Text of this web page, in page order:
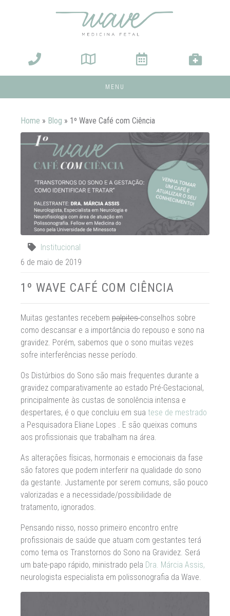
MENU
Home » Blog » 1º Wave Café com Ciência
Institucional
6 de maio de 2019
1º WAVE CAFÉ COM CIÊNCIA
Muitas gestantes recebem palpitesconselhos sobre
como descansar e a importância do repouso e sono na
gravidez. Porém, sabemos que o sono muitas vezes
sofre interferências nesse período.
Os Distúrbios do Sono são mais frequentes durante a
gravidez comparativamente ao estado Pré-Gestacional,
principalmente às custas de sonolência intensa e
despertares, é o que concluiu em sua tese de mestrado
a Pesquisadora Eliane Lopes . E são queixas comuns
aos profissionais que trabalham na área.
As alterações físicas, hormonais e emocionais da fase
são fatores que podem interferir na qualidade do sono
da gestante. Justamente por serem comuns, são pouco
valorizadas e a necessidade/possibilidade de
tratamento, ignorados.
Pensando nisso, nosso primeiro encontro entre
profissionais de saúde que atuam com gestantes terá
como tema os Transtornos do Sono na Gravidez. Será
um bate-papo rápido, ministrado pela Dra. Márcia Assis,
neurologista especialista em polissonografia da Wave.